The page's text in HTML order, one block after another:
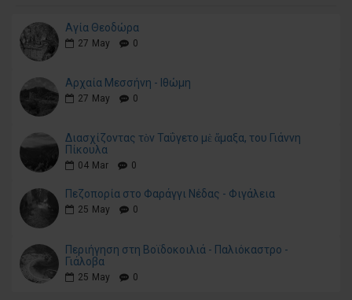
Αγία Θεοδώρα
27 May 0
Αρχαία Μεσσήνη - Ιθώμη
27 May 0
Διασχίζοντας τὸν Ταΰγετο μὲ ἅμαξα, του Γιάννη
Πίκουλα
04 Mar 0
Πεζοπορία στο Φαράγγι Νέδας - Φιγάλεια
25 May 0
Περιήγηση στη Βοϊδοκοιλιά - Παλιόκαστρο -
Γιάλοβα
25 May 0